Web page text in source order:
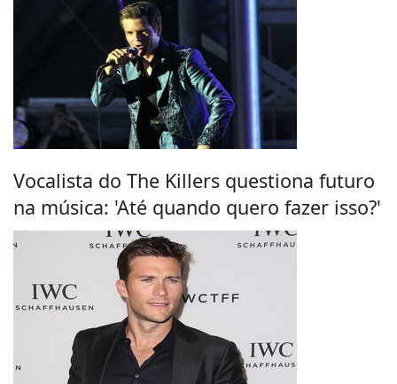
Vocalista do The Killers questiona futuro
na música: 'Até quando quero fazer isso?'